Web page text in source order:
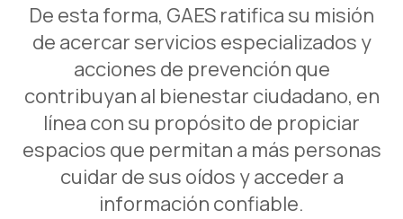
De esta forma, GAES ratifica su misión
de acercar servicios especializados y
acciones de prevención que
contribuyan al bienestar ciudadano, en
línea con su propósito de propiciar
espacios que permitan a más personas
cuidar de sus oídos y acceder a
información confiable.